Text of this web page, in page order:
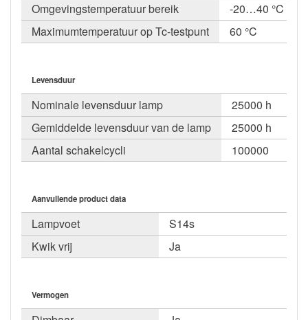
Omgevingstemperatuur bereik
-20…40 °C
Maximumtemperatuur op Tc-testpunt
60 °C
Levensduur
Nominale levensduur lamp
25000 h
Gemiddelde levensduur van de lamp
25000 h
Aantal schakelcycli
100000
Aanvullende product data
Lampvoet
S14s
Kwik vrij
Ja
Vermogen